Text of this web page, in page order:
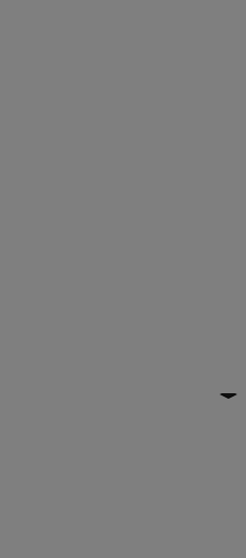
offers